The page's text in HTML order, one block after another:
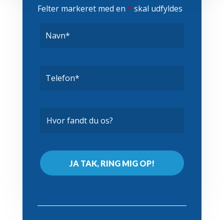
Felter markeret med en * skal udfyldes